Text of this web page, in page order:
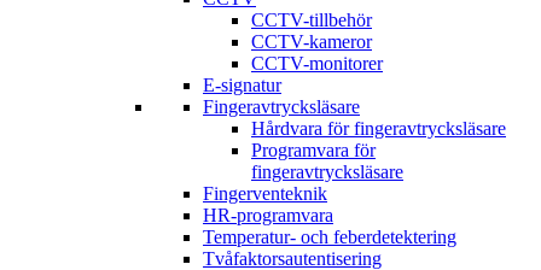
CCTV-tillbehör
CCTV-kameror
CCTV-monitorer
E-signatur
Fingeravtrycksläsare
Hårdvara för fingeravtrycksläsare
Programvara för
fingeravtrycksläsare
Fingerventeknik
HR-programvara
Temperatur- och feberdetektering
Tvåfaktorsautentisering